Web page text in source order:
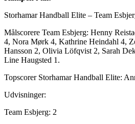
Storhamar Handball Elite – Team
Målscorere Team Esbjerg: Henny
4, Nora Mørk 4, Kathrine Heindahl 4,
Hansson 2, Olivia Löfqvist 2, Sarah
Line Haugsted 1.
Topscorer Storhamar Handball Elite:
Udvisninger:
Team Esbjerg: 2